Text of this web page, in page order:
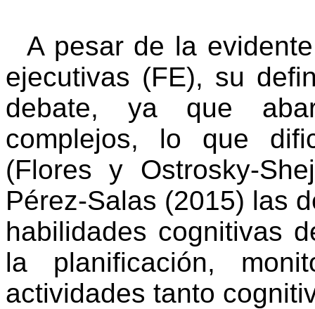
A pesar de la
ejecutivas (FE), su
debate, ya que
complejos, lo que
(Flores y Ostrosky-
Pérez-Salas (2015) las
habilidades cognitivas
la planificación,
actividades tanto